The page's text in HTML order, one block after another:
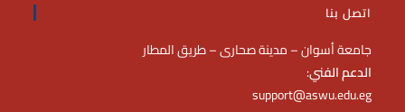
اتصل بنا
جامعة أسوان – مدينة صحارى – طريق المطار
:الدعم الفني
support@aswu.edu.eg